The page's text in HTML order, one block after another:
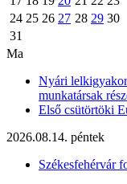
24 25 26 27 28 29 30
31
Ma
Nyári
munkatársak
Első csütörtöki
2026.08.14. péntek
Székesfehérvár